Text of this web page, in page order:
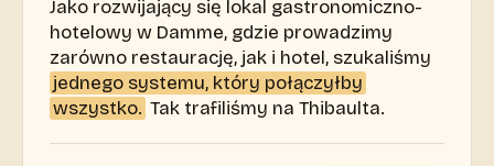
Jako rozwijający się lokal gastronomiczno-
hotelowy w Damme, gdzie prowadzimy
zarówno restaurację, jak i hotel, szukaliśmy
jednego systemu, który połączyłby
wszystko. Tak trafiliśmy na Thibaulta.